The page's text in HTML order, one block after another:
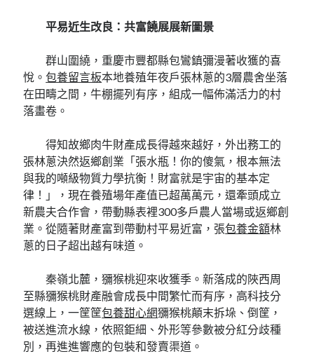
平易近生改良：共富饒展展新圖景
群山圍繞，重慶市豐都縣包鸞鎮彌漫著收獲的喜
悅。包養留言板本地養殖年夜戶張林蔥的3層農舍坐落
在田疇之間，牛棚擺列有序，組成一幅佈滿活力的村
落畫卷。
得知故鄉肉牛財產成長得越來越好，外出務工的
張林蔥決然返鄉創業「張水瓶！你的傻氣，根本無法
與我的噸級物質力學抗衡！財富就是宇宙的基本定
律！」，現在養殖場年產值已超萬萬元，還牽頭成立
新農夫合作會，帶動縣表裡300多戶農人當場或返鄉創
業。從隨著財產富到帶動村平易近富，張包養金額林
蔥的日子超出越有味道。
秦嶺北麓，獼猴桃迎來收獲季。新落成的陜西周
至縣獼猴桃財產融會成長中間繁忙而有序，高科技分
選線上，一筐筐包養甜心網獼猴桃顛末拆垛、倒筐，
被送進流水線，依照鉅細、外形等參數被分紅分歧種
別，再進進響應的包裝和發賣渠道。